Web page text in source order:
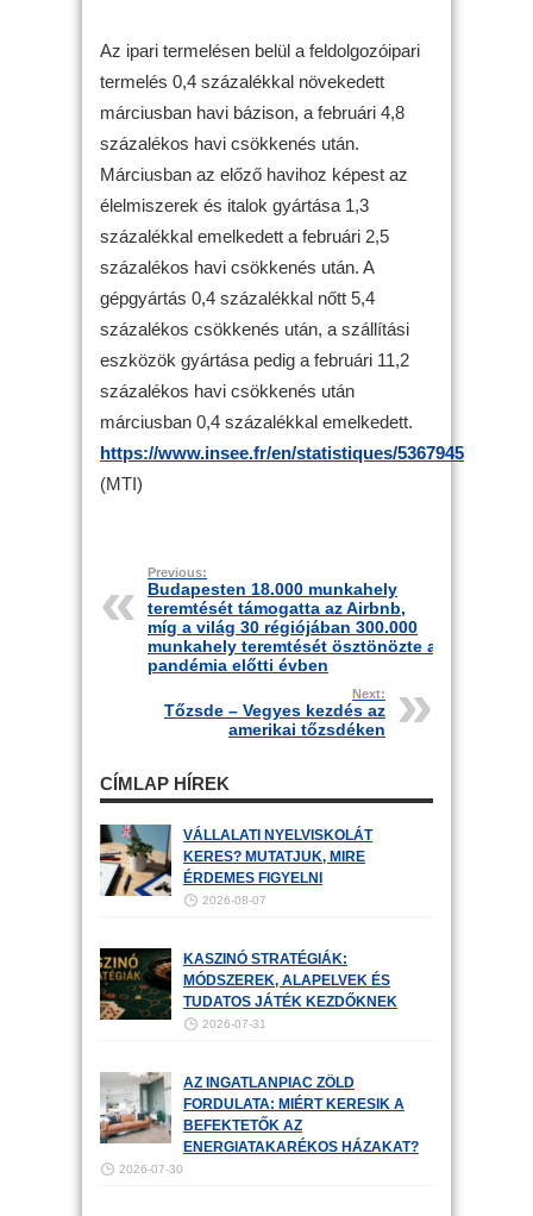
Az ipari termelésen belül a feldolgozóipari
termelés 0,4 százalékkal növekedett
márciusban havi bázison, a februári 4,8
százalékos havi csökkenés után.
Márciusban az előző havihoz képest az
élelmiszerek és italok gyártása 1,3
százalékkal emelkedett a februári 2,5
százalékos havi csökkenés után. A
gépgyártás 0,4 százalékkal nőtt 5,4
százalékos csökkenés után, a szállítási
eszközök gyártása pedig a februári 11,2
százalékos havi csökkenés után
márciusban 0,4 százalékkal emelkedett.
https://www.insee.fr/en/statistiques/5367945
(MTI)
Previous:
Budapesten 18.000 munkahely
teremtését támogatta az Airbnb,
míg a világ 30 régiójában 300.000
munkahely teremtését ösztönözte a
pandémia előtti évben
Next:
Tőzsde – Vegyes kezdés az
amerikai tőzsdéken
CÍMLAP HÍREK
VÁLLALATI NYELVISKOLÁT
KERES? MUTATJUK, MIRE
ÉRDEMES FIGYELNI
2026-08-07
KASZINÓ STRATÉGIÁK:
MÓDSZEREK, ALAPELVEK ÉS
TUDATOS JÁTÉK KEZDŐKNEK
2026-07-31
AZ INGATLANPIAC ZÖLD
FORDULATA: MIÉRT KERESIK A
BEFEKTETŐK AZ
ENERGIATAKARÉKOS HÁZAKAT?
2026-07-30